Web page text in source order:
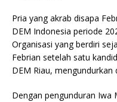
Pria yang akrab disapa
DEM Indonesia periode
Organisasi yang berdiri
Febrian setelah satu
DEM Riau, mengundurkan
Dengan pengunduran Iwa